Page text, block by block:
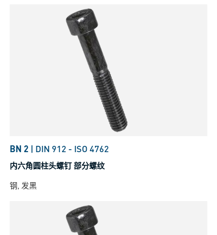
BN 2 | DIN 912 - ISO 4762
内六角圆柱头螺钉 部分螺纹
钢, 发黑